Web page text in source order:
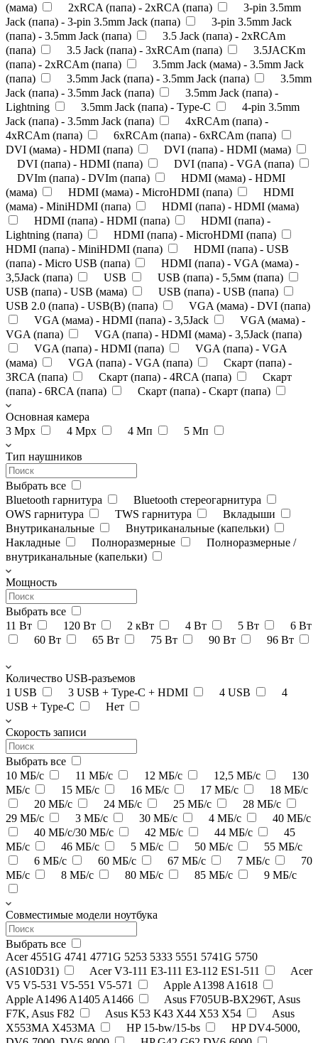
(мама)
2xRCA (папа) - 2xRCA (папа)
3-pin 3.5mm
Jack (папа) - 3-pin 3.5mm Jack (папа)
3-pin 3.5mm Jack
(папа) - 3.5mm Jack (папа)
3.5 Jack (папа) - 2xRCAm
(папа)
3.5 Jack (папа) - 3xRCAm (папа)
3.5JACKm
(папа) - 2xRCAm (папа)
3.5mm Jack (мама) - 3.5mm Jack
(папа)
3.5mm Jack (папа) - 3.5mm Jack (папа)
3.5mm
Jack (папа) - 3.5mm Jack (папа)
3.5mm Jack (папа) -
Lightning
3.5mm Jack (папа) - Type-C
4-pin 3.5mm
Jack (папа) - 3.5mm Jack (папа)
4xRCAm (папа) -
4xRCAm (папа)
6xRCAm (папа) - 6xRCAm (папа)
DVI (мама) - HDMI (папа)
DVI (папа) - HDMI (мама)
DVI (папа) - HDMI (папа)
DVI (папа) - VGA (папа)
DVIm (папа) - DVIm (папа)
HDMI (мама) - HDMI
(мама)
HDMI (мама) - MicroHDMI (папа)
HDMI
(мама) - MiniHDMI (папа)
HDMI (папа) - HDMI (мама)
HDMI (папа) - HDMI (папа)
HDMI (папа) -
Lightning (папа)
HDMI (папа) - MicroHDMI (папа)
HDMI (папа) - MiniHDMI (папа)
HDMI (папа) - USB
(папа) - Micro USB (папа)
HDMI (папа) - VGA (мама) -
3,5Jack (папа)
USB
USB (папа) - 5,5мм (папа)
USB (папа) - USB (мама)
USB (папа) - USB (папа)
USB 2.0 (папа) - USB(B) (папа)
VGA (мама) - DVI (папа)
VGA (мама) - HDMI (папа) - 3,5Jack
VGA (мама) -
VGA (папа)
VGA (папа) - HDMI (мама) - 3,5Jack (папа)
VGA (папа) - HDMI (папа)
VGA (папа) - VGA
(мама)
VGA (папа) - VGA (папа)
Скарт (папа) -
3RCA (папа)
Скарт (папа) - 4RCA (папа)
Скарт
(папа) - 6RCA (папа)
Скарт (папа) - Скарт (папа)
Основная камера
3 Мрх
4 Mpx 4 Мп 5 Мп
Тип наушников
Выбрать все
Bluetooth гарнитура
Bluetooth стереогарнитура
OWS гарнитура
TWS гарнитура
Вкладыши
Внутриканальные
Внутриканальные (капельки)
Накладные
Полноразмерные
Полноразмерные /
внутриканальные (капельки)
Мощность
Выбрать все
11 Вт
120 Вт 2 кВт 4 Вт 5 Вт
6 Вт
60 Вт
65 Вт 75 Вт 90 Вт 96 Вт
Количество USB-разъемов
1 USB
3 USB + Type-C + HDMI 4 USB
4
USB + Type-C
Нет
Скорость записи
Выбрать все
10 МБ/с
11 МБ/с 12 МБ/с 12,5 МБ/с
130
МБ/с
15 МБ/с 16 МБ/с 17 МБ/с
18 МБ/с
20 МБ/с
24 МБ/с 25 МБ/с
28 МБ/с
29 МБ/с
3 МБ/с 30 МБ/с 4 МБ/с
40 МБ/с
40 МБ/с/30 МБ/с
42 МБ/с 44 МБ/с
45
МБ/с
46 МБ/с 5 МБ/с 50 МБ/с
55 МБ/с
6 МБ/с
60 МБ/с 67 МБ/с 7 МБ/с
70
МБ/с
8 МБ/с 80 МБ/с 85 МБ/с 9 МБ/с
Совместимые модели ноутбука
Выбрать все
Acer 4551G 4741 4771G 5253 5333 5551 5741G 5750
(AS10D31)
Acer V3-111 E3-111 E3-112 ES1-511
Acer
V5 V5-531 V5-551 V5-571
Apple A1398 A1618
Apple A1496 A1405 A1466
Asus F705UB-BX296T, Asus
F7K, Asus F82
Asus K53 K43 X44 X53 X54
Asus
X553MA X453MA
HP 15-bw/15-bs
HP DV4-5000,